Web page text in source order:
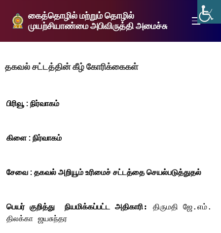
கைத்தொழில் மற்றும் தொழில்
முயற்சியாண்மை அபிவிருத்தி அமைச்சு
தகவல் சட்டத்தின் கீழ் கோரிக்கைகள்
பிரிவூ : நிர்வாகம்
கிளை : நிர்வாகம்
சேவை : தகவல் அறியூம் உரிமைச் சட்டத்தை செயல்படுத்துதல்
பெயர் குறித்து  நியமிக்கப்பட்ட அதிகாரி:
திருமதி ஜே.எம்.
திலக்கா ஜயசுந்தர